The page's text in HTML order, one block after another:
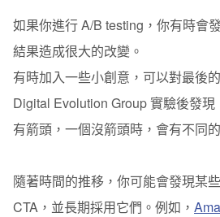
如果你進行 A/B testing，你有時會
結果造成很大的改變。
有時加入一些小創意，可以對最後
Digital Evolution Group 實驗後發
有箭頭，一個沒箭頭時，會有不同
隨著時間的推移，你可能會發現某
CTA，並長期採用它們。例如，